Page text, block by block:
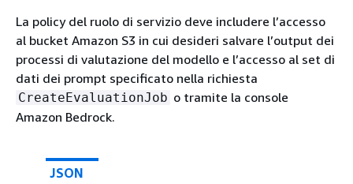
La policy del ruolo di servizio deve includere l’accesso
al bucket Amazon S3 in cui desideri salvare l’output dei
processi di valutazione del modello e l’accesso al set di
dati dei prompt specificato nella richiesta
CreateEvaluationJob o tramite la console
Amazon Bedrock.
JSON